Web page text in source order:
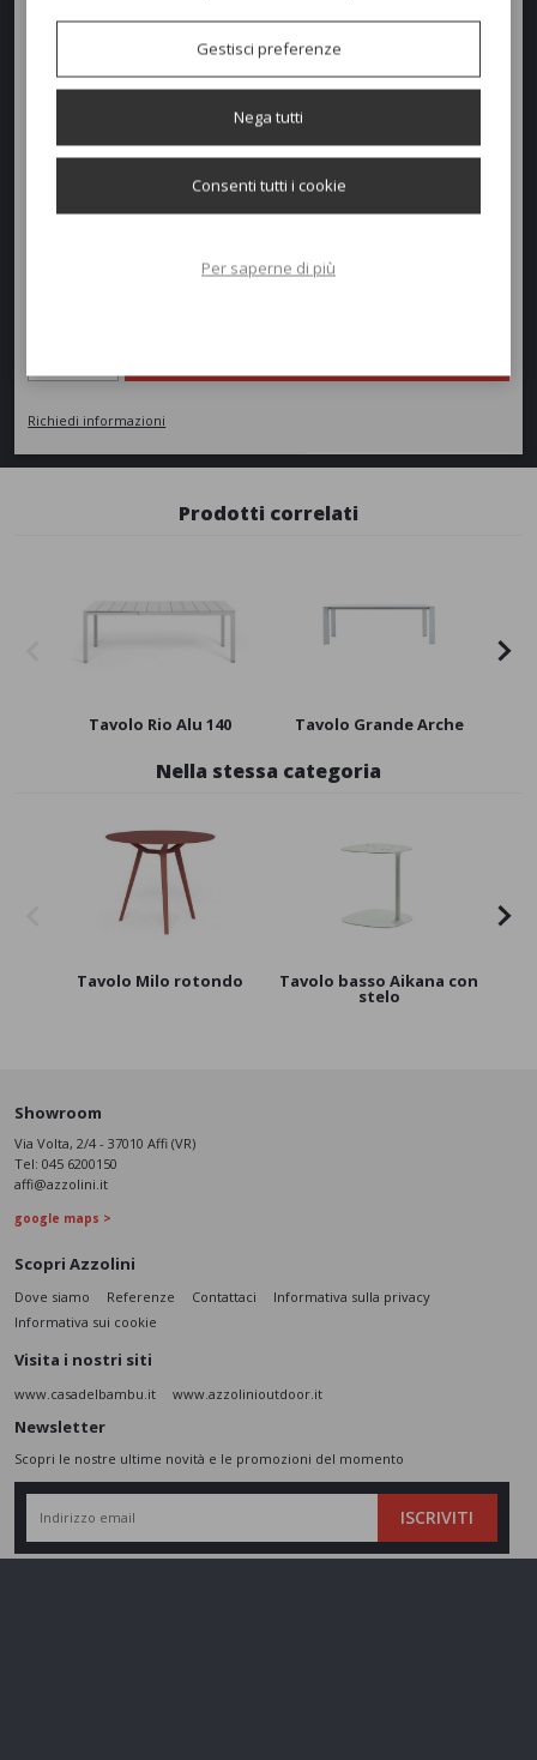
85cm
Altezza:75cm
Richiedi informazioni
Prodotti correlati
Tavolo Rio Alu 140 Tavolo Grande Arche
Nella stessa categoria
Tavolo Milo rotondo Tavolo basso Aikana con
stelo
Showroom
Via Volta, 2/4 - 37010 Affi (VR)
Tel: 045 6200150
affi@azzolini.it
google maps >
Scopri Azzolini
Dove siamo Referenze Contattaci
Informativa sulla privacy
Informativa sui cookie
Visita i nostri siti
www.casadelbambu.it www.azzolinioutdoor.it
Newsletter
Scopri le nostre ultime novità e le promozioni del momento
ISCRIVITI
Gestisci preferenze
Nega tutti
Consenti tutti i cookie
Per saperne di più